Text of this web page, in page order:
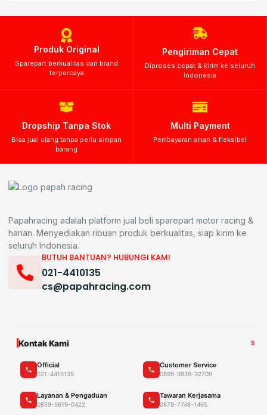
Produk Original
Sparepart berkualitas dari brand
terpercaya
Pengiriman Cepat
Diproses cepat & kirim ke seluruh
Indonesia
Dropship Tanpa Stok
Bisa jual ulang tanpa perlu simpan
barang
Multi Payment
Pembayaran aman & fleksibel
Papahracing adalah platform jual beli sparepart motor racing &
harian. Menyediakan ribuan produk berkualitas, siap kirim ke
seluruh Indonesia.
BUTUH BANTUAN? HUBUNGI KAMI
021-4410135
cs@papahracing.com
Kontak Kami 5
Official
021-4410135
Customer Service
0895-3939-32709
Layanan & Pengaduan
0859-5619-0422
Tawaran Kerjasama
0878-7748-1465